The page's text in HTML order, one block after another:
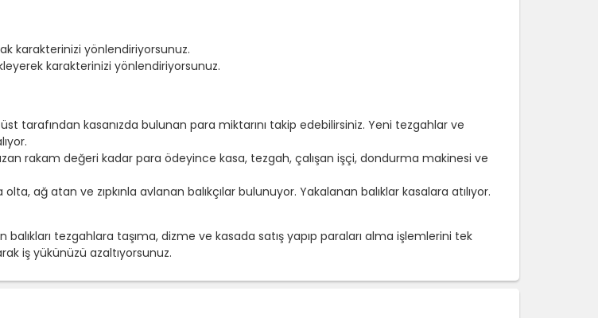
karakterinizi yönlendiriyorsunuz.
karakterinizi yönlendiriyorsunuz.
tarafından kasanızda bulunan para miktarını takip edebilirsiniz. Yeni tezgahlar ve
rakam değeri kadar para ödeyince kasa, tezgah, çalışan işçi, dondurma makinesi ve
ağ atan ve zıpkınla avlanan balıkçılar bulunuyor. Yakalanan balıklar kasalara atılıyor.
balıkları tezgahlara taşıma, dizme ve kasada satış yapıp paraları alma işlemlerini tek
iş yükünüzü azaltıyorsunuz.